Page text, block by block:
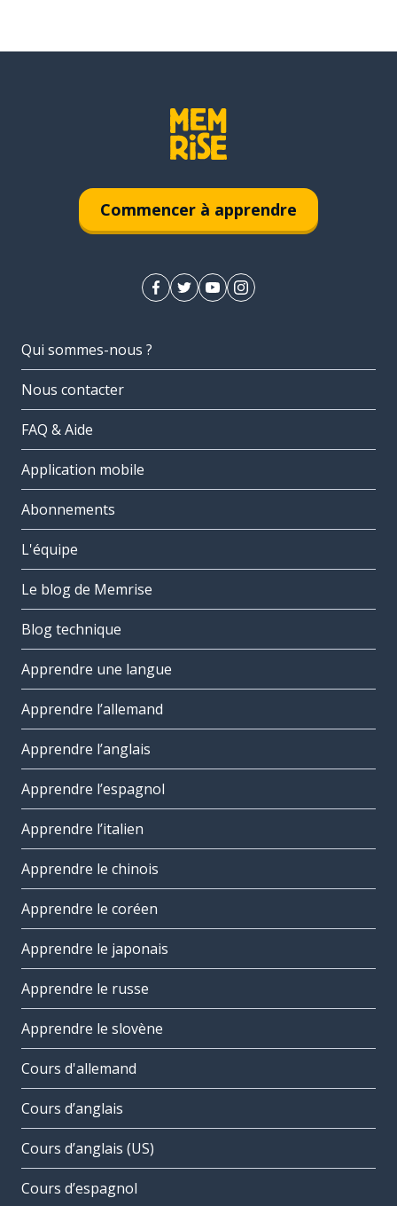
Commencer à apprendre
Qui sommes-nous ?
Nous contacter
FAQ & Aide
Application mobile
Abonnements
L'équipe
Le blog de Memrise
Blog technique
Apprendre une langue
Apprendre l’allemand
Apprendre l’anglais
Apprendre l’espagnol
Apprendre l’italien
Apprendre le chinois
Apprendre le coréen
Apprendre le japonais
Apprendre le russe
Apprendre le slovène
Cours d'allemand
Cours d’anglais
Cours d’anglais (US)
Cours d’espagnol